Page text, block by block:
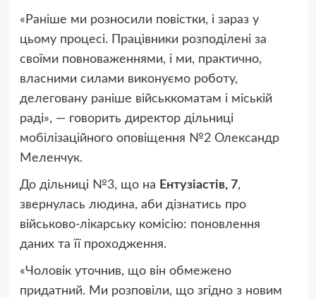
«Раніше ми розносили повістки, і зараз у
цьому процесі. Працівники розподілені за
своїми повноваженнями, і ми, практично,
власними силами виконуємо роботу,
делеговану раніше військкоматам і міській
раді», — говорить директор дільниці
мобілізаційного оповіщення №2 Олександр
Меленчук.
До дільниці №3, що на Ентузіастів, 7,
звернулась людина, аби дізнатись про
військово-лікарську комісію: поновлення
даних та її проходження.
«Чоловік уточнив, що він обмежено
придатний. Ми розповіли, що згідно з новим